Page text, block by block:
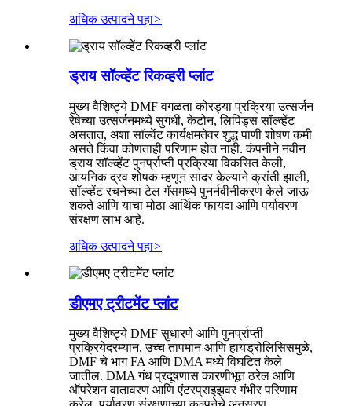
अधिक उत्पादने पहा>
ड्राय सॉल्व्हेंट रिकव्हरी प्लांट
मुख्य वैशिष्ट्ये DMF वगळता कोरड्या प्रक्रिया उत्सर्जन
रेषेच्या उत्सर्जनमध्ये सुगंधी, केटोन, लिपिड्स सॉल्व्हेंट
असतात, अशा सॉल्वेंट कार्यक्षमतेवर शुद्ध पाणी शोषण कमी
असते किंवा कोणताही परिणाम होत नाही. कंपनीने नवीन
ड्राय सॉल्व्हेंट पुनर्प्राप्ती प्रक्रिया विकसित केली,
आयनिक द्रव शोषक म्हणून सादर केल्याने क्रांती झाली,
सॉल्व्हेंट रचनेच्या टेल गॅसमध्ये पुनर्नवीनीकरण केले जाऊ
शकते आणि याचा मोठा आर्थिक फायदा आणि पर्यावरण
संरक्षण लाभ आहे.
अधिक उत्पादने पहा>
डीएमए ट्रीटमेंट प्लांट
मुख्य वैशिष्ट्ये DMF सुधारणे आणि पुनर्प्राप्ती
प्रक्रियेदरम्यान, उच्च तापमान आणि हायड्रोलिसिसमुळे,
DMF चे भाग FA आणि DMA मध्ये विघटित केले
जातील. DMA गंध प्रदूषणास कारणीभूत ठरेल आणि
ऑपरेशन वातावरण आणि एंटरप्राइझवर गंभीर परिणाम